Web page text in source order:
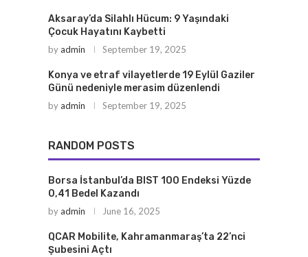
Aksaray’da Silahlı Hücum: 9 Yaşındaki
Çocuk Hayatını Kaybetti
byadmin September 19, 2025
Konya ve etraf vilayetlerde 19 Eylül Gaziler
Günü nedeniyle merasim düzenlendi
byadmin September 19, 2025
RANDOM POSTS
Borsa İstanbul’da BIST 100 Endeksi Yüzde
0,41 Bedel Kazandı
byadmin June 16, 2025
QCAR Mobilite, Kahramanmaraş’ta 22’nci
Şubesini Açtı